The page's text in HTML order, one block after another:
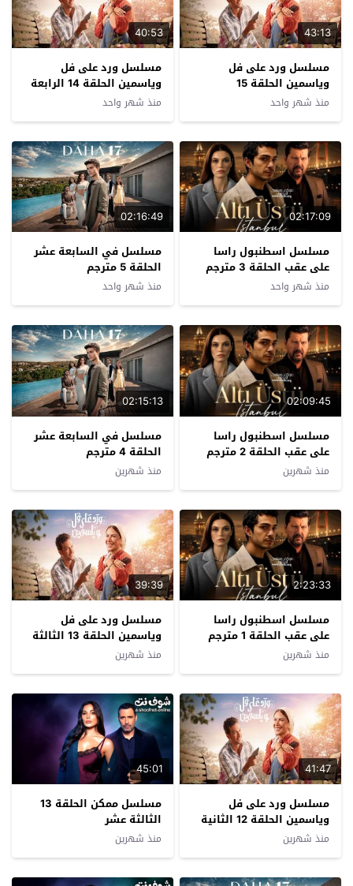
43:13
مسلسل ورد على فل
وياسمين الحلقة 15
الخامسة عشرة
منذ شهر واحد
40:53
مسلسل ورد على فل
وياسمين الحلقة 14 الرابعة
عشرة
منذ شهر واحد
02:17:09
مسلسل اسطنبول راسا
على عقب الحلقة 3 مترجم
منذ شهر واحد
02:16:49
مسلسل في السابعة عشر
الحلقة 5 مترجم
منذ شهر واحد
02:09:45
مسلسل اسطنبول راسا
على عقب الحلقة 2 مترجم
منذ شهرين
02:15:13
مسلسل في السابعة عشر
الحلقة 4 مترجم
منذ شهرين
2:23:33
مسلسل اسطنبول راسا
على عقب الحلقة 1 مترجم
منذ شهرين
39:39
مسلسل ورد على فل
وياسمين الحلقة 13 الثالثة
عشرة
منذ شهرين
41:47
مسلسل ورد على فل
وياسمين الحلقة 12 الثانية
عشرة
منذ شهرين
45:01
مسلسل ممكن الحلقة 13
الثالثة عشر
منذ شهرين